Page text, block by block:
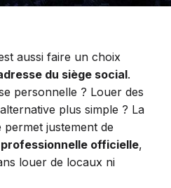
aussi faire un choix
du siège social.
personnelle ? Louer des
plus simple ? La
permet justement de
officielle,
louer de locaux ni